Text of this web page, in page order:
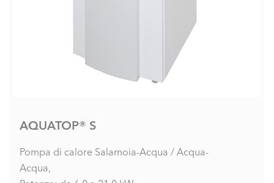
AQUATOP® S
Pompa di calore Salamoia-Acqua / Acqua-
Acqua,